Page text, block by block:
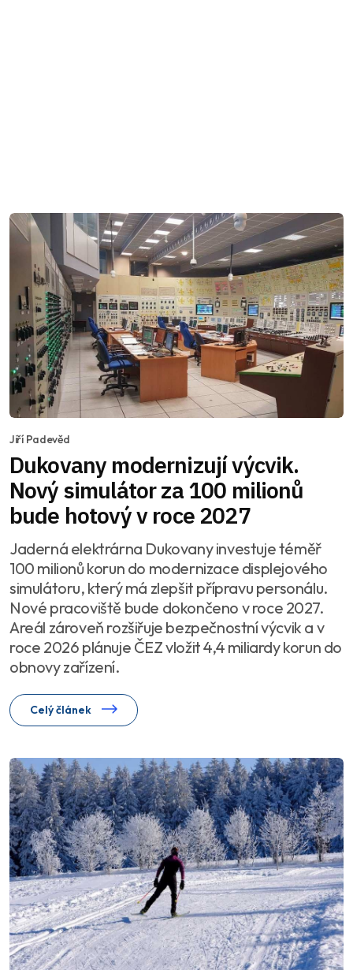
Jiří Padevěd
Dukovany modernizují výcvik.
Nový simulátor za 100 milionů
bude hotový v roce 2027
Jaderná elektrárna Dukovany investuje téměř
100 milionů korun do modernizace displejového
simulátoru, který má zlepšit přípravu personálu.
Nové pracoviště bude dokončeno v roce 2027.
Areál zároveň rozšiřuje bezpečnostní výcvik a v
roce 2026 plánuje ČEZ vložit 4,4 miliardy korun do
obnovy zařízení.
Celý článek